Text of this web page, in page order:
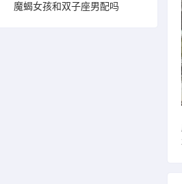
魔蝎女孩和双子座男配吗